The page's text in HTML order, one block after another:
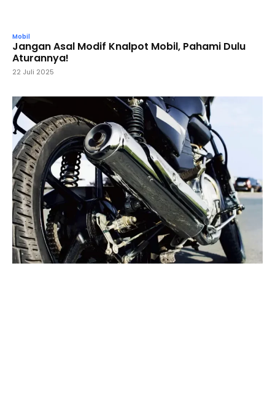
Mobil
Jangan Asal Modif Knalpot Mobil, Pahami Dulu
Aturannya!
22 Juli 2025